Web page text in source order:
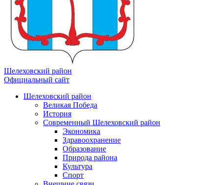
Шелеховский район
Официальный сайт
Шелеховский район
Великая Победа
История
Современный Шелеховский район
Экономика
Здравоохранение
Образование
Природа района
Культура
Спорт